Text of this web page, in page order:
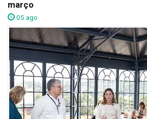
março
05 ago